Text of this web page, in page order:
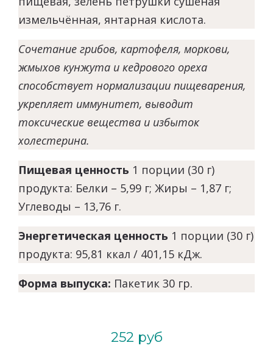
измельчённая, янтарная кислота.
Сочетание грибов, картофеля, моркови,
жмыхов кунжута и кедрового ореха
способствует нормализации пищеварения,
укрепляет иммунитет, выводит
токсические вещества и избыток
холестерина.
Пищевая ценность 1 порции (30 г)
продукта: Белки – 5,99 г; Жиры – 1,87 г;
Углеводы – 13,76 г.
Энергетическая ценность 1 порции (30 г)
продукта: 95,81 ккал / 401,15 кДж.
Форма выпуска: Пакетик 30 гр.
252 руб